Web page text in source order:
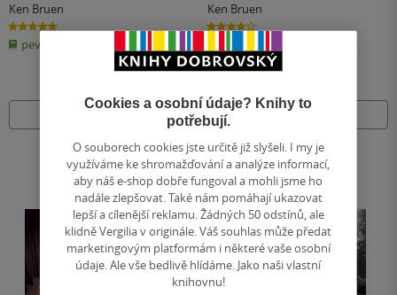
Ken Bruen
5.0
z
5
hvězdiček
pevná vazba
Ken Bruen
3.7
z
hvězdiček
Nedostupné
Cookies a osobní údaje? Knihy to
potřebují.
O souborech cookies jste určitě již slyšeli. I my je
využíváme ke shromažďování a analýze informací,
aby náš e-shop dobře fungoval a mohli jsme ho
nadále zlepšovat. Také nám pomáhají ukazovat
lepší a cílenější reklamu. Žádných 50 odstínů, ale
klidně Vergilia v originále. Váš souhlas může předat
marketingovým platformám i některé vaše osobní
údaje. Ale vše bedlivě hlídáme. Jako naši vlastní
knihovnu!